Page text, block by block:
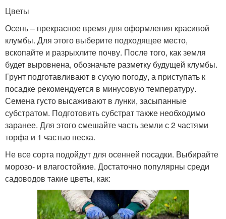
Цветы
Осень – прекрасное время для оформления красивой
клумбы. Для этого выберите подходящее место,
вскопайте и разрыхлите почву. После того, как земля
будет выровнена, обозначьте разметку будущей клумбы.
Грунт подготавливают в сухую погоду, а приступать к
посадке рекомендуется в минусовую температуру.
Семена густо высаживают в лунки, засыпанные
субстратом. Подготовить субстрат также необходимо
заранее. Для этого смешайте часть земли с 2 частями
торфа и 1 частью песка.
Не все сорта подойдут для осенней посадки. Выбирайте
морозо- и влагостойкие. Достаточно популярны среди
садоводов такие цветы, как: